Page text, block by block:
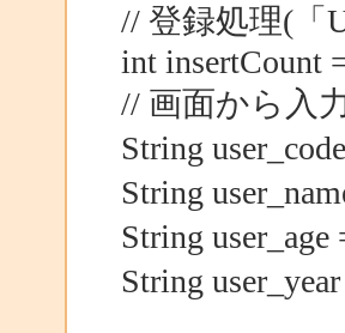
// 登録処理(「
int insertCount
// 画面から入
String
String
String
String